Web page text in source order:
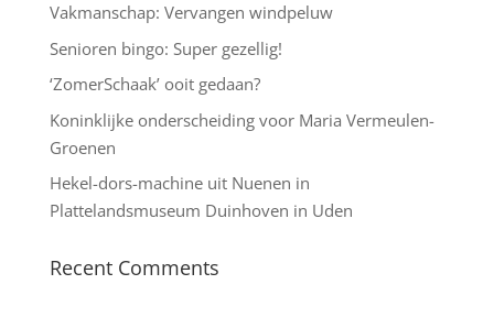
Vakmanschap: Vervangen windpeluw
Senioren bingo: Super gezellig!
‘ZomerSchaak’ ooit gedaan?
Koninklijke onderscheiding voor Maria Vermeulen-
Groenen
Hekel-dors-machine uit Nuenen in
Plattelandsmuseum Duinhoven in Uden
Recent Comments